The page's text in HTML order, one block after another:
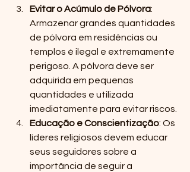
Evitar o Acúmulo de Pólvora:
Armazenar grandes quantidades
de pólvora em residências ou
templos é ilegal e extremamente
perigoso. A pólvora deve ser
adquirida em pequenas
quantidades e utilizada
imediatamente para evitar riscos.
Educação e Conscientização: Os
líderes religiosos devem educar
seus seguidores sobre a
importância de seguir a